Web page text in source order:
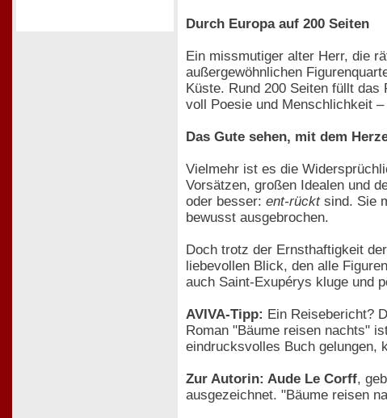
Durch Europa auf 200 Seiten
Ein missmutiger alter Herr, die
außergewöhnlichen
Küste. Rund 200 Seiten füllt
voll Poesie und Menschlichkeit
Das Gute sehen, mit dem
Vielmehr ist es die
Vorsätzen, großen Idealen und
oder besser: ent-rücktsind. Sie
bewusst ausgebrochen.
Doch trotz der Ernsthaftigkeit
liebevollen Blick, den alle
auch Saint-Exupérys kluge und
AVIVA-Tipp: Ein Reisebericht?
Roman "Bäume reisen nachts"
eindrucksvolles Buch gelungen,
Zur Autorin: Aude Le Corff,
ausgezeichnet. "Bäume reisen